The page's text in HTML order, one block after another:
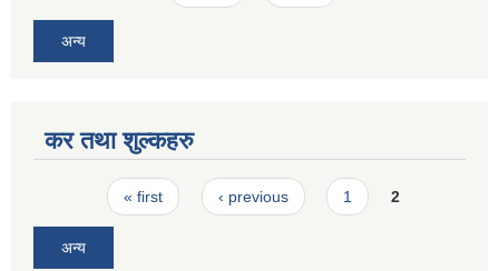
अन्य
कर तथा शुल्कहरु
Pages« first ‹ previous 1 2
अन्य